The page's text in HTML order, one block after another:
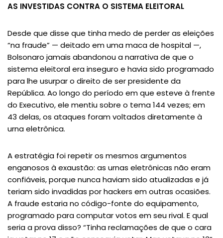
AS INVESTIDAS CONTRA O SISTEMA ELEITORAL
Desde que disse que tinha medo de perder as eleições
“na fraude” — deitado em uma maca de hospital —,
Bolsonaro jamais abandonou a narrativa de que o
sistema eleitoral era inseguro e havia sido programado
para lhe usurpar o direito de ser presidente da
República. Ao longo do período em que esteve à frente
do Executivo, ele mentiu sobre o tema 144 vezes; em
43 delas, os ataques foram voltados diretamente à
urna eletrônica.
A estratégia foi repetir os mesmos argumentos
enganosos à exaustão: as urnas eletrônicas não eram
confiáveis, porque nunca haviam sido atualizadas e já
teriam sido invadidas por hackers em outras ocasiões.
A fraude estaria no código-fonte do equipamento,
programado para computar votos em seu rival. E qual
seria a prova disso? “Tinha reclamações de que o cara